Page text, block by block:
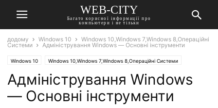
WEB-CITY
Багато корисної інформації про
компьютери і не тільки
додому Windows 10
Windows 10,Windows 7,Windows 8,Операційні
Системи
Адміністрування Windows — Основні інструменти
Windows 10 Windows 10,Windows 7,Windows 8,Операційні Системи
Адміністрування Windows
— Основні інструменти